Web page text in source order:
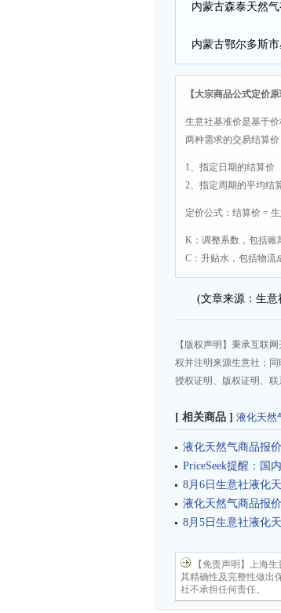
气经营有限责任
内蒙古森泰天然气
内蒙古鄂尔多斯
【大宗商品公式定价原
生意社基准价是基于
两种需求的交易结算价
1、指定日期的结算价
2、指定周期的平均结
定价公式：结算价 =
K：调整系数，包括账
C：升贴水，包括物流
(文章来源：生意
【版权声明】秉承互联
权并注明来源生意社；
授权证明、版权证明、联
[ 相关商品 ] 液化天然
液化天然气商品报价
PriceSeek提醒：国
8月6日生意社液化
液化天然气商品报价
8月5日生意社液化
【免责声明】上海
其精确性及完整性做出
社不承担任何责任。